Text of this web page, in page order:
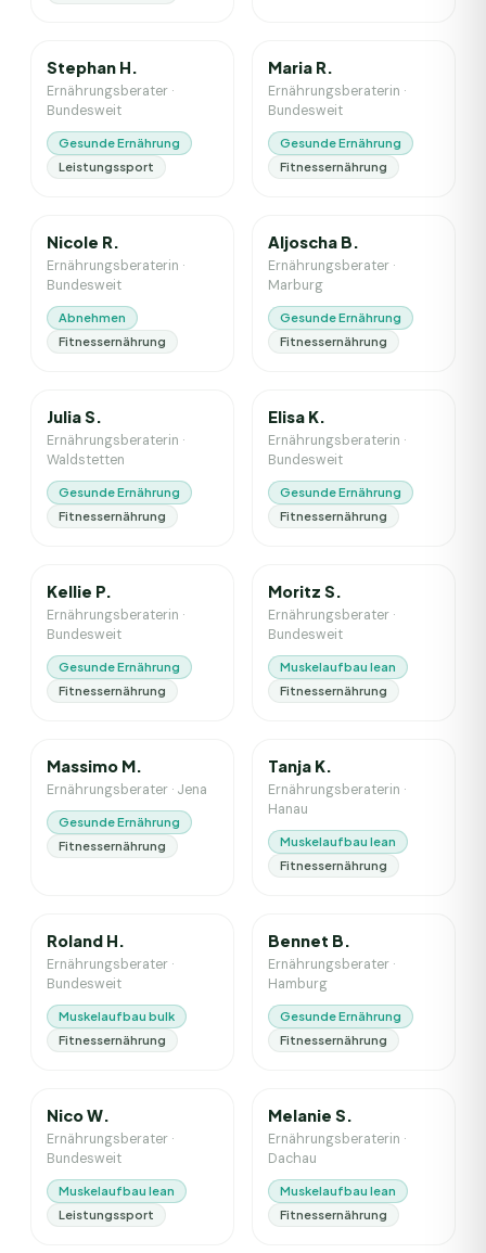
Stephan H.
Ernährungsberater ·
Bundesweit
Gesunde Ernährung
Leistungssport
Maria R.
Ernährungsberaterin ·
Bundesweit
Gesunde Ernährung
Fitnessernährung
Nicole R.
Ernährungsberaterin ·
Bundesweit
Abnehmen
Fitnessernährung
Aljoscha B.
Ernährungsberater ·
Marburg
Gesunde Ernährung
Fitnessernährung
Julia S.
Ernährungsberaterin ·
Waldstetten
Gesunde Ernährung
Fitnessernährung
Elisa K.
Ernährungsberaterin ·
Bundesweit
Gesunde Ernährung
Fitnessernährung
Kellie P.
Ernährungsberaterin ·
Bundesweit
Gesunde Ernährung
Fitnessernährung
Moritz S.
Ernährungsberater ·
Bundesweit
Muskelaufbau lean
Fitnessernährung
Massimo M.
Ernährungsberater · Jena
Gesunde Ernährung
Fitnessernährung
Tanja K.
Ernährungsberaterin ·
Hanau
Muskelaufbau lean
Fitnessernährung
Roland H.
Ernährungsberater ·
Bundesweit
Muskelaufbau bulk
Fitnessernährung
Bennet B.
Ernährungsberater ·
Hamburg
Gesunde Ernährung
Fitnessernährung
Nico W.
Ernährungsberater ·
Bundesweit
Muskelaufbau lean
Leistungssport
Melanie S.
Ernährungsberaterin ·
Dachau
Muskelaufbau lean
Fitnessernährung